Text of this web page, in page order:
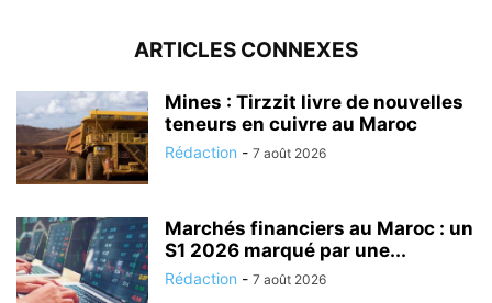
ARTICLES CONNEXES
Mines : Tirzzit livre de nouvelles
teneurs en cuivre au Maroc
Rédaction - 7 août 2026
Marchés financiers au Maroc : un
S1 2026 marqué par une...
Rédaction - 7 août 2026